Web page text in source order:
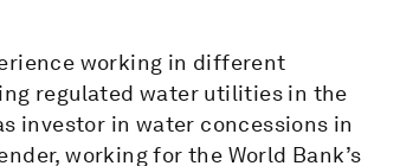
working in different
regulated water utilities in the
investor in water concessions in
working for the World Bank’s